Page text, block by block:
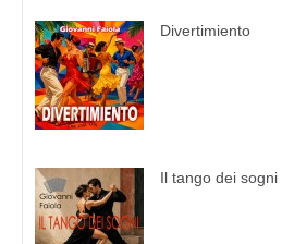
Divertimiento
Il tango dei sogni